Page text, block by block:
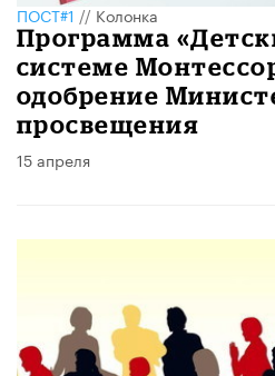
ПОСТ#1 // Колонка
Программа
системе
одобрение
просвещения
15 апреля